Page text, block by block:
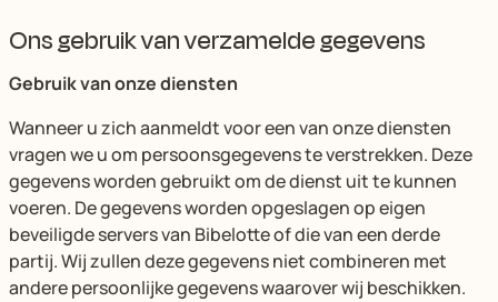
Ons gebruik van verzamelde gegevens
Gebruik van onze diensten
Wanneer u zich aanmeldt voor een van onze diensten
vragen we u om persoonsgegevens te verstrekken. Deze
gegevens worden gebruikt om de dienst uit te kunnen
voeren. De gegevens worden opgeslagen op eigen
beveiligde servers van Bibelotte of die van een derde
partij. Wij zullen deze gegevens niet combineren met
andere persoonlijke gegevens waarover wij beschikken.